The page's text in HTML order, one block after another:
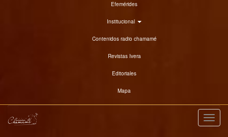
Efemérides
Institucional
Contenidos radio chamamé
Revistas Ivera
Editoriales
Mapa